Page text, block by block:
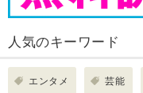
人気のキーワード
エンタメ 芸能